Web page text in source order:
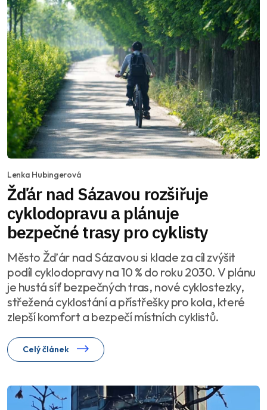
Lenka Hubingerová
Žďár nad Sázavou rozšiřuje
cyklodopravu a plánuje
bezpečné trasy pro cyklisty
Město Žďár nad Sázavou si klade za cíl zvýšit
podíl cyklodopravy na 10 % do roku 2030. V plánu
je hustá síť bezpečných tras, nové cyklostezky,
střežená cyklostání a přístřešky pro kola, které
zlepší komfort a bezpečí místních cyklistů.
Celý článek